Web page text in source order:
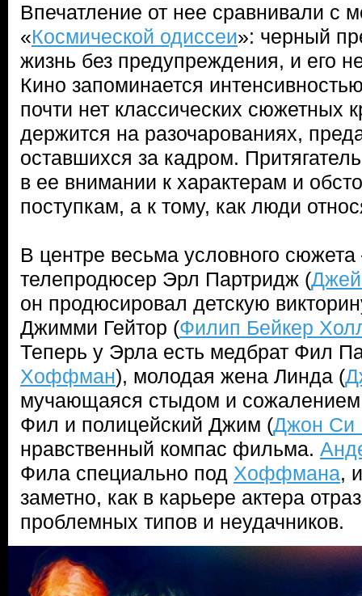
Впечатление от нее сравнивали с
«Космической одиссеи»: черный
жизнь без предупреждения, и его
Кино запоминается
почти нет классических сюжетных
держится на разочарованиях,
оставшихся за кадром.
в ее внимании к характерам и
поступкам, а к тому, как люди
В центре весьма условного
телепродюсер Эрл Партридж (
он продюсировал детскую
Джимми Гейтор (Филип Бейкер
Теперь у Эрла есть медбрат Фил
Хоффман), молодая жена Линда (
мучающаяся стыдом и
Фил и полицейский Джим (Джон Си
нравственный компас фильма.
Фила специально под Хоффмана,
заметно, как в карьере актера
проблемных типов и неудачников.